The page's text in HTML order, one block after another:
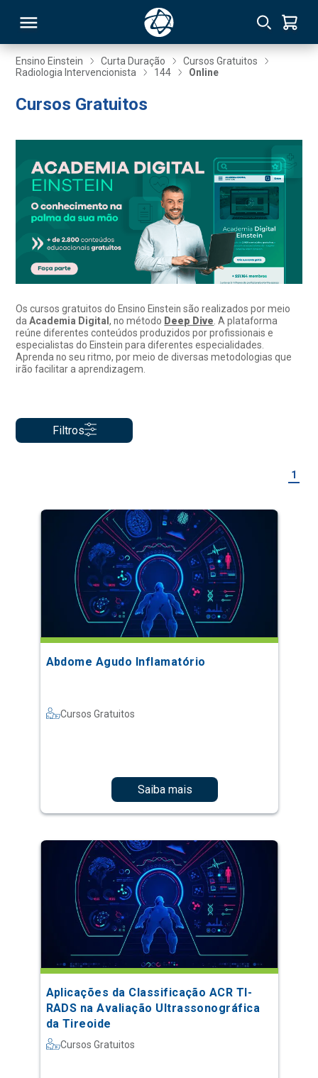
Ensino Einstein Curta Duração
Cursos Gratuitos
Radiologia Intervencionista
144 Online
Cursos Gratuitos
Os cursos gratuitos do Ensino Einstein são realizados por meio
daAcademia Digital, no método Deep Dive. A plataforma
reúne diferentes conteúdos produzidos por profissionais e
especialistas do Einstein para diferentes especialidades.
Aprenda no seu ritmo, por meio de diversas metodologias que
irão facilitar a aprendizagem.
Filtros
1
Abdome Agudo Inflamatório
Cursos Gratuitos
Saiba mais
Aplicações da Classificação ACR TI-
RADS na Avaliação Ultrassonográfica
da Tireoide
Cursos Gratuitos